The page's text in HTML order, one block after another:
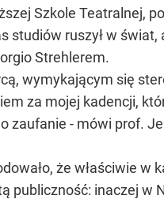
Szkole Teatralnej,
ruszył w świat,
Strehlerem.
wymykającym się
za mojej kadencji,
zaufanie - mówi prof.
że właściwie w
publiczność: inaczej w